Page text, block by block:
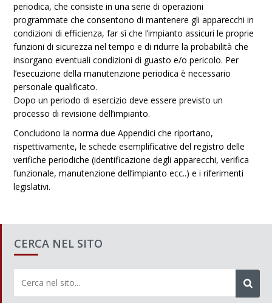
periodica, che consiste in una serie di operazioni
programmate che consentono di mantenere gli apparecchi in
condizioni di efficienza, far sì che l’impianto assicuri le proprie
funzioni di sicurezza nel tempo e di ridurre la probabilità che
insorgano eventuali condizioni di guasto e/o pericolo. Per
l’esecuzione della manutenzione periodica è necessario
personale qualificato.
Dopo un periodo di esercizio deve essere previsto un
processo di revisione dell’impianto.
Concludono la norma due Appendici che riportano,
rispettivamente, le schede esemplificative del registro delle
verifiche periodiche (identificazione degli apparecchi, verifica
funzionale, manutenzione dell’impianto ecc..) e i riferimenti
legislativi.
CERCA NEL SITO